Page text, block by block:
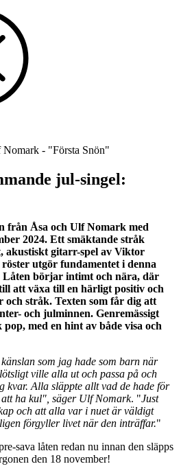
jul-singel:
från Åsa och Ulf Nomark med
2024. Ett smäktande stråk
akustiskt gitarr-spel av Viktor
utgör fundamentet i denna
börjar intimt och nära, där
att växa till en härligt positiv och
och stråk. Texten som får dig att
och julminnen. Genremässigt
med en hint av både visa och
som jag hade som barn när
ville alla ut och passa på och
kvar. Alla släppte allt vad de hade för
ha kul", säger Ulf Nomark. "Just
och att alla var i nuet är väldigt
förgyller livet när den inträffar."
sava låten redan nu innan den släpps
den 18 november!